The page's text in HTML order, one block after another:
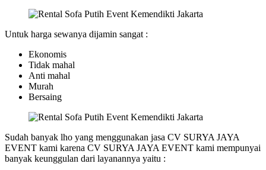
Untuk harga sewanya dijamin sangat :
Ekonomis
Tidak mahal
Anti mahal
Murah
Bersaing
Sudah banyak lho yang menggunakan jasa CV SURYA JAYA
EVENT kami karena CV SURYA JAYA EVENT kami mempunyai
banyak keunggulan dari layanannya yaitu :